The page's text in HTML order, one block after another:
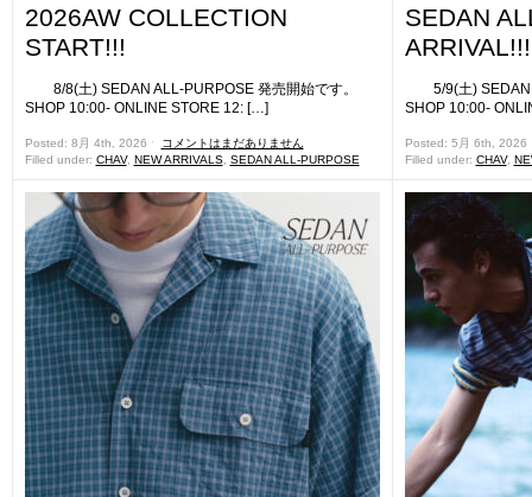
2026AW COLLECTION
START!!!
8/8(土) SEDAN ALL-PURPOSE 発売開始です。
SHOP 10:00- ONLINE STORE 12: […]
Posted: 8月 4th, 2026 ˑ
コメントはまだありません
Filled under: CHAV, NEW ARRIVALS, SEDAN ALL-PURPOSE
SEDAN
ARRIVAL!!!
5/9(土) SEDAN
SHOP 10:00-
Posted: 5月 6th, 2026
Filled under: CHAV,